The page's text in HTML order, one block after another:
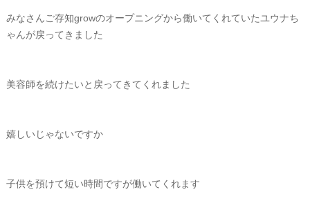
みなさんご存知growのオープニングから働いてくれていたユウナち
ゃんが戻ってきました
美容師を続けたいと戻ってきてくれました
嬉しいじゃないですか
子供を預けて短い時間ですが働いてくれます